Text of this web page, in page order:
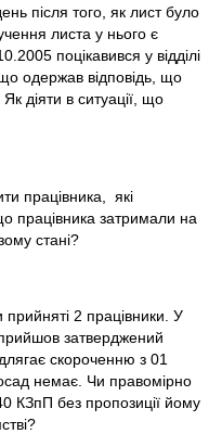
після того, як лист було
листа у нього є
поцікавився у відділі
одержав відповідь, що
діяти в ситуації, що
працівника, які
працівника затримали на
стані?
прийняті 2 працівники. У
прийшов затверджений
скороченню з 01
немає. Чи правомірно
КЗпП без пропозиції йому